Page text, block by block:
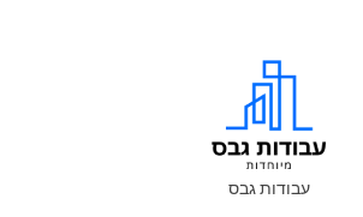
עבודות גבס